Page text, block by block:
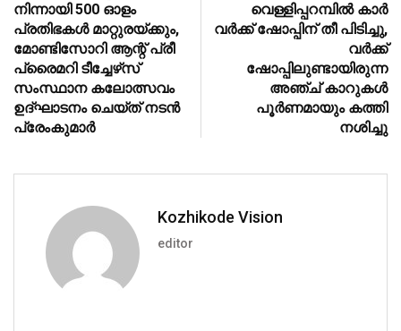
നിന്നായി 500 ഓളം
പ്രതിഭകള്‍ മാറ്റുരയ്ക്കും,
മോണ്ടിസോറി ആന്റ് പ്രീ
പ്രൈമറി ടീച്ചേഴ്‌സ്
സംസ്ഥാന കലോത്സവം
ഉദ്ഘാടനം ചെയ്ത് നടന്‍
പ്രേംകുമാര്‍
വെള്ളിപ്പറമ്പില്‍ കാര്‍
വര്‍ക്ക് ഷോപ്പിന് തീ പിടിച്ചു,
വര്‍ക്ക്
ഷോപ്പിലുണ്ടായിരുന്ന
അഞ്ച് കാറുകള്‍
പൂര്‍ണമായും കത്തി
നശിച്ചു
Kozhikode Vision
editor